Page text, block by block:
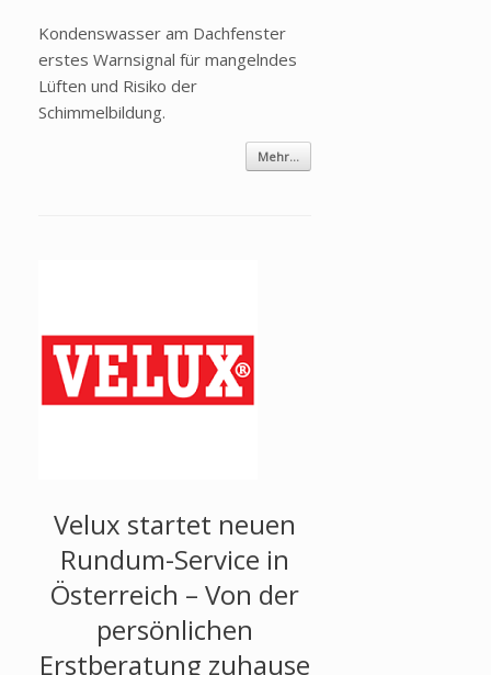
Kondenswasser am Dachfenster
erstes Warnsignal für mangelndes
Lüften und Risiko der
Schimmelbildung.
Mehr...
Velux startet neuen
Rundum-Service in
Österreich – Von der
persönlichen
Erstberatung zuhause